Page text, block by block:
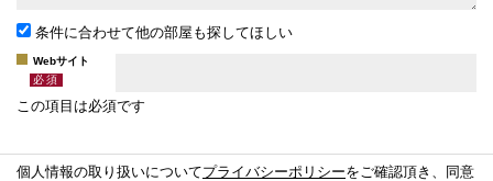
条件に合わせて他の部屋も探してほしい
Webサイト
この項目は必須です
個人情報の取り扱いについてプライバシーポリシーをご確認頂き、同意